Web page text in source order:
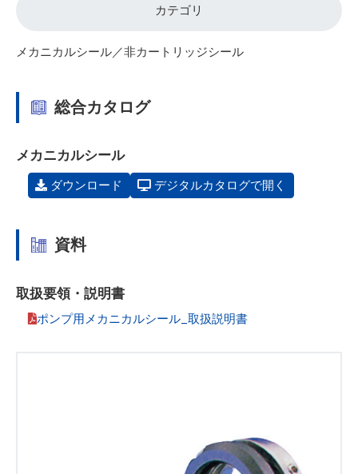
カテゴリ
メカニカルシール／非カートリッジシール
総合カタログ
メカニカルシール
ダウンロード デジタルカタログで開く
資料
取扱要領・説明書
ポンプ用メカニカルシール_取扱説明書